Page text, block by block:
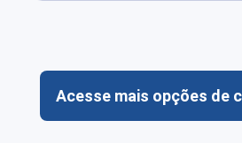
Acesse mais opções de